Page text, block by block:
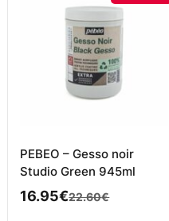
PEBEO – Gesso noir
Studio Green 945ml
22.60€
Le
16.95€
Le